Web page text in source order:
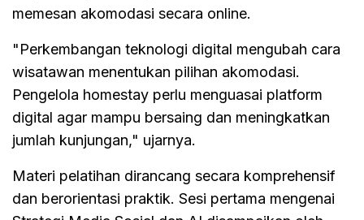
memesan akomodasi secara online.
"Perkembangan teknologi digital mengubah cara
wisatawan menentukan pilihan akomodasi.
Pengelola homestay perlu menguasai platform
digital agar mampu bersaing dan meningkatkan
jumlah kunjungan," ujarnya.
Materi pelatihan dirancang secara komprehensif
dan berorientasi praktik. Sesi pertama mengenai